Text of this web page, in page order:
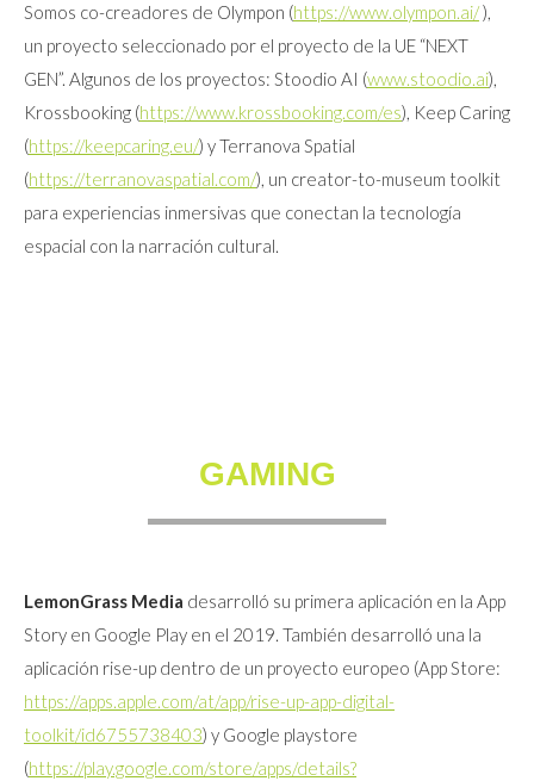
Somos co-creadores de Olympon (https://www.olympon.ai/),
un proyecto seleccionado por el proyecto de la UE “NEXT
GEN”. Algunos de los proyectos: Stoodio AI (www.stoodio.ai),
Krossbooking (https://www.krossbooking.com/es), Keep Caring
(https://keepcaring.eu/) y Terranova Spatial
(https://terranovaspatial.com/), un creator-to-museum toolkit
para experiencias inmersivas que conectan la tecnología
espacial con la narración cultural.
GAMING
LemonGrass Media desarrolló su primera aplicación en la App
Story en Google Play en el 2019. También desarrolló una la
aplicación rise-up dentro de un proyecto europeo (App Store:
https://apps.apple.com/at/app/rise-up-app-digital-
toolkit/id6755738403) y Google playstore
(https://play.google.com/store/apps/details?